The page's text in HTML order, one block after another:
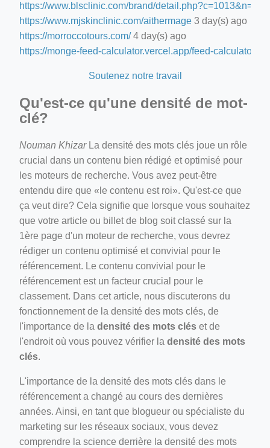
crew-neck-navy-blue/
feed-calculator
https://www.blsclinic.com/brand/
https://www.mjskinclinic.com/aithermage 3 day(s) ago
https://morroccotours.com/4 day(s) ago
https://monge-feed-calculator.vercel.app/feed-calculator
Soutenez notre travail
Qu'est-ce qu'une densité de mot-
clé?
Nouman KhizarLa densité des mots clés joue un rôle
crucial dans un contenu bien rédigé et optimisé pour
les moteurs de recherche. Vous avez peut-être
entendu dire que «le contenu est roi». Qu'est-ce que
ça veut dire? Cela signifie que lorsque vous souhaitez
que votre article ou billet de blog soit classé sur la
1ère page d'un moteur de recherche, vous devrez
rédiger un contenu optimisé et convivial pour le
référencement. Le contenu convivial pour le
référencement est un facteur crucial pour le
classement. Dans cet article, nous discuterons du
fonctionnement de la densité des mots clés, de
l'importance de la densité des mots clés et de
l'endroit où vous pouvez vérifier la densité des mots
clés.
L'importance de la densité des mots clés dans le
référencement a changé au cours des dernières
années. Ainsi, en tant que blogueur ou spécialiste du
marketing sur les réseaux sociaux, vous devez
comprendre la science derrière la densité des mots